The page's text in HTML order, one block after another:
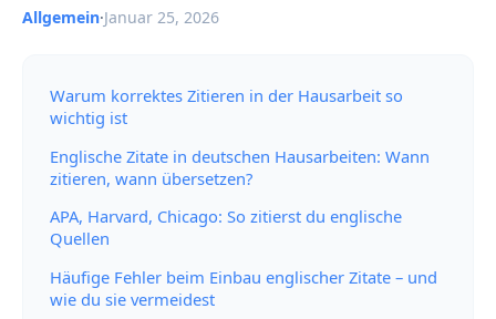
Allgemein·Januar 25, 2026
Warum korrektes Zitieren in der Hausarbeit so
wichtig ist
Englische Zitate in deutschen Hausarbeiten: Wann
zitieren, wann übersetzen?
APA, Harvard, Chicago: So zitierst du englische
Quellen
Häufige Fehler beim Einbau englischer Zitate – und
wie du sie vermeidest